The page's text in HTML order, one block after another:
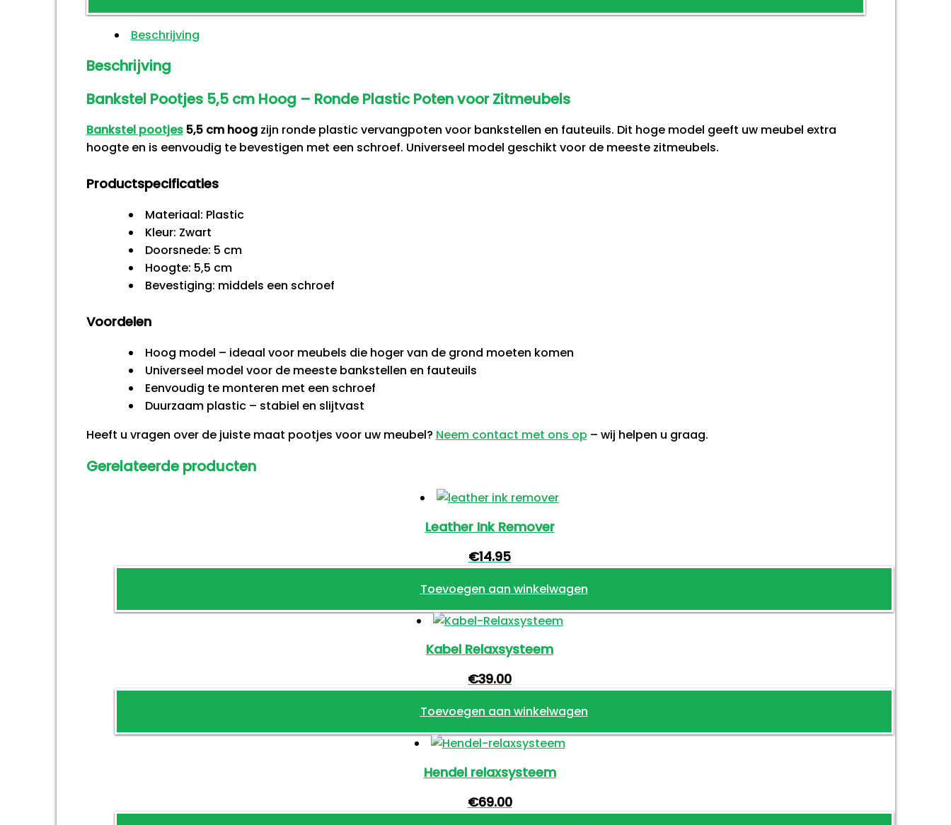
aantal
Beschrijving
Beschrijving
Bankstel Pootjes 5,5 cm Hoog – Ronde Plastic Poten voor Zitmeubels
Bankstel pootjes5,5 cm hoogzijn ronde plastic vervangpoten voor bankstellen en fauteuils. Dit hoge model geeft uw meubel extra
hoogte en is eenvoudig te bevestigen met een schroef. Universeel model geschikt voor de meeste zitmeubels.
Productspecificaties
Materiaal: Plastic
Kleur: Zwart
Doorsnede: 5 cm
Hoogte: 5,5 cm
Bevestiging: middels een schroef
Voordelen
Hoog model – ideaal voor meubels die hoger van de grond moeten komen
Universeel model voor de meeste bankstellen en fauteuils
Eenvoudig te monteren met een schroef
Duurzaam plastic – stabiel en slijtvast
Heeft u vragen over de juiste maat pootjes voor uw meubel? Neem contact met ons op – wij helpen u graag.
Gerelateerde producten
Leather Ink Remover
€14.95
Toevoegen aan winkelwagen
Kabel Relaxsysteem
€39.00
Toevoegen aan winkelwagen
Hendel relaxsysteem
€69.00